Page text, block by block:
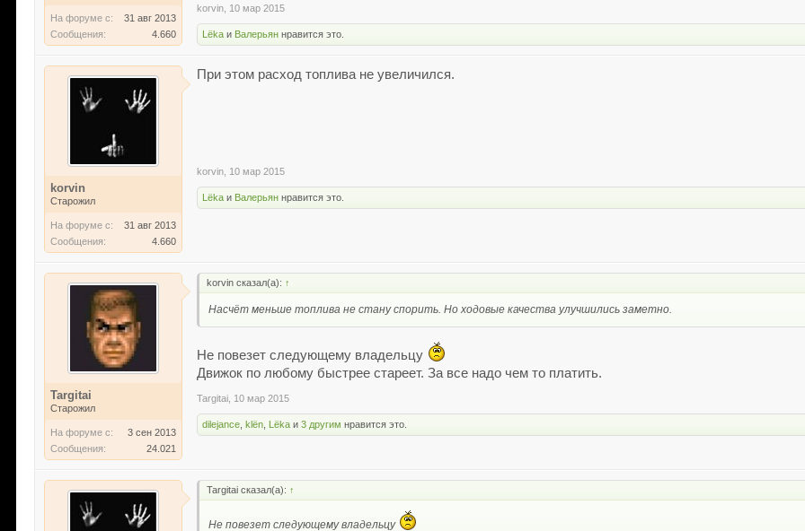
На форуме с:
31 авг 2013
Сообщения:
4.660
korvin 10 мар 2015
Lёka и Валерьян нравится это.
korvin
Старожил
На форуме с:
31 авг 2013
Сообщения:
4.660
При этом расход топлива не увеличился.
korvin 10 мар 2015
Lёka и Валерьян нравится это.
Targitai
Старожил
На форуме с:
3 сен 2013
Сообщения:
24.021
korvin сказал(а): ↑
Насчёт меньше топлива не стану спорить. Но ходовые качества улучшились заметно.
Не повезет следующему владельцу
Движок по любому быстрее стареет. За все надо чем то платить.
Targitai 10 мар 2015
dilejance ,klёn Lёka и3 другим нравится это.
Targitai сказал(а): ↑
Не повезет следующему владельцу